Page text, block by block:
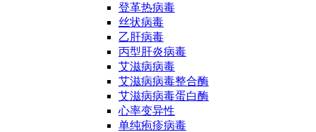
登革热病毒
丝状病毒
乙肝病毒
丙型肝炎病毒
艾滋病病毒
艾滋病病毒整合酶
艾滋病病毒蛋白酶
心率变异性
单纯疱疹病毒